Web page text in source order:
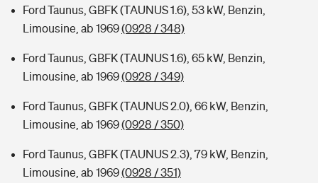
Ford Taunus, GBFK (TAUNUS 1.6), 53 kW, Benzin,
Limousine, ab 1969(0928 / 348)
Ford Taunus, GBFK (TAUNUS 1.6), 65 kW, Benzin,
Limousine, ab 1969(0928 / 349)
Ford Taunus, GBFK (TAUNUS 2.0), 66 kW, Benzin,
Limousine, ab 1969(0928 / 350)
Ford Taunus, GBFK (TAUNUS 2.3), 79 kW, Benzin,
Limousine, ab 1969(0928 / 351)